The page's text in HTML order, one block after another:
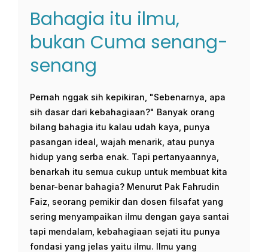
Bahagia itu ilmu,
bukan Cuma senang-
senang
Pernah nggak sih kepikiran, "Sebenarnya, apa
sih dasar dari kebahagiaan?" Banyak orang
bilang bahagia itu kalau udah kaya, punya
pasangan ideal, wajah menarik, atau punya
hidup yang serba enak. Tapi pertanyaannya,
benarkah itu semua cukup untuk membuat kita
benar-benar bahagia? Menurut Pak Fahrudin
Faiz, seorang pemikir dan dosen filsafat yang
sering menyampaikan ilmu dengan gaya santai
tapi mendalam, kebahagiaan sejati itu punya
fondasi yang jelas yaitu ilmu. Ilmu yang